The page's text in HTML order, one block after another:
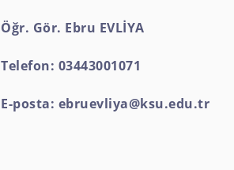
Öğr. Gör. Ebru EVLİYA
Telefon: 03443001071
E-posta: ebruevliya@ksu.edu.tr